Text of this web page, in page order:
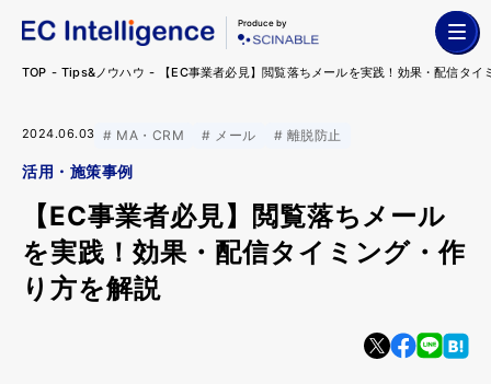
Produce by
TOP Tips&ノウハウ 【EC事業者必見】閲覧落ちメールを実践！効果・配信タイ
2024.06.03 MA・CRM メール 離脱防止
活用・施策事例
【EC事業者必見】閲覧落ちメール
を実践！効果・配信タイミング・作
り方を解説